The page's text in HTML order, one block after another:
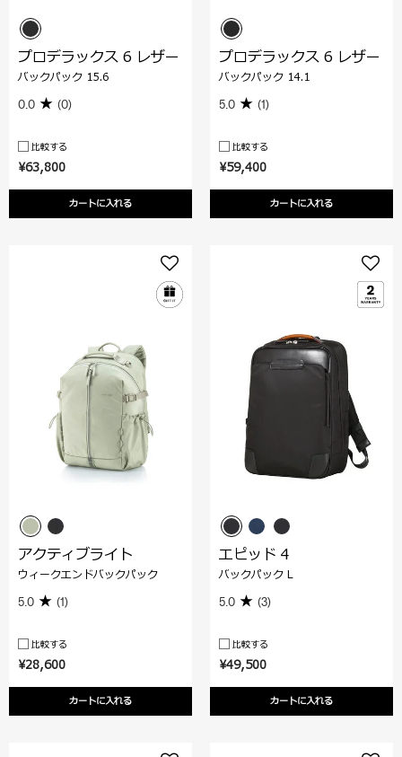
¥63,800
カートに入れる
プロデラックス 6 レザー
バックパック 15.6
0.0 (0)
比較する
¥59,400
カートに入れる
プロデラックス 6 レザー
バックパック 14.1
5.0 (1)
比較する
¥28,600
カートに入れる
アクティブライト
ウィークエンドバックパック
5.0 (1)
比較する
¥49,500
カートに入れる
エピッド 4
バックパック L
5.0 (3)
比較する